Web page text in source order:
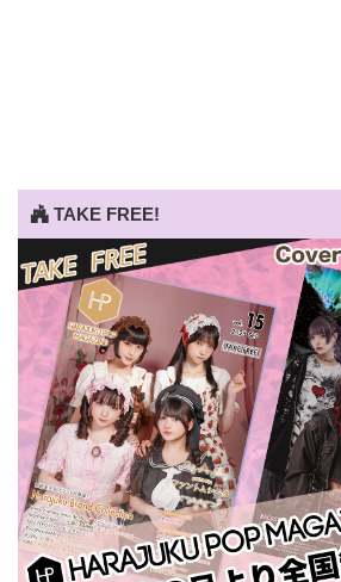
TAKE FREE!